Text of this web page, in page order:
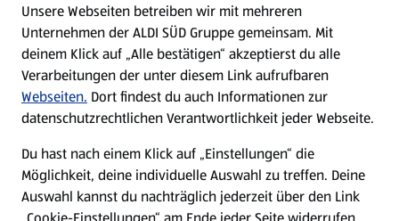
Nachhaltigkeit
Karriere
Presse
Hilfe & Kontakt
(öffnet in einem neuen Tab)
Unsere Webseiten betreiben wir mit mehreren
Unternehmen der ALDI SÜD Gruppe gemeinsam. Mit
deinem Klick auf „Alle bestätigen“ akzeptierst du alle
Verarbeitungen der unter diesem Link aufrufbaren
Webseiten. Dort findest du auch Informationen zur
datenschutzrechtlichen Verantwortlichkeit jeder Webseite.
Du hast nach einem Klick auf „Einstellungen“ die
Möglichkeit, deine individuelle Auswahl zu treffen. Deine
Auswahl kannst du nachträglich jederzeit über den Link